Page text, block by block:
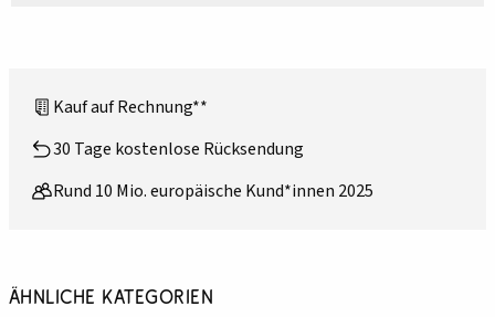
Kauf auf Rechnung**
30 Tage kostenlose Rücksendung
Rund 10 Mio. europäische Kund*innen 2025
Ähnliche Kategorien